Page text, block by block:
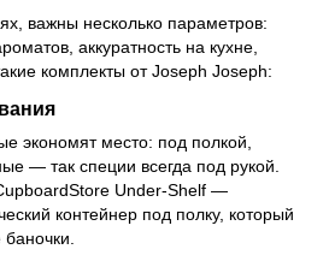
важны несколько параметров:
аккуратность на кухне,
комплекты отJoseph Joseph:
экономят место: под полкой,
— так специи всегда под рукой.
Under‑Shelf —
контейнер под полку, который